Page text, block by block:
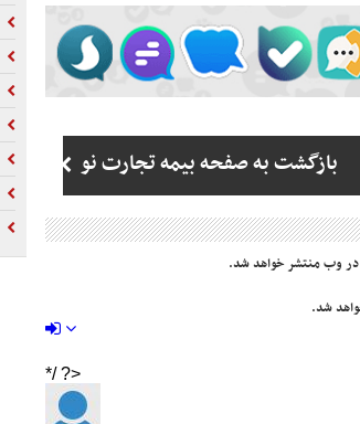
بازگشت به صفحه بیمه تجارت نو
در وب منتشر خواهد شد.
شد.